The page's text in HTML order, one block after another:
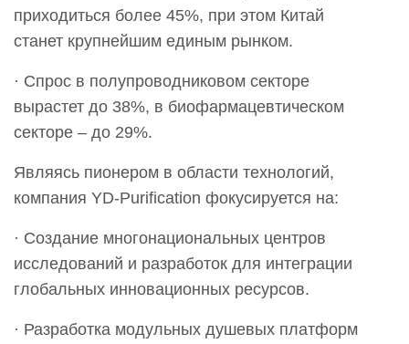
приходиться более 45%, при этом Китай
станет крупнейшим единым рынком.
· Спрос в полупроводниковом секторе
вырастет до 38%, в биофармацевтическом
секторе – до 29%.
Являясь пионером в области технологий,
компания YD-Purification фокусируется на:
· Создание многонациональных центров
исследований и разработок для интеграции
глобальных инновационных ресурсов.
· Разработка модульных душевых платформ